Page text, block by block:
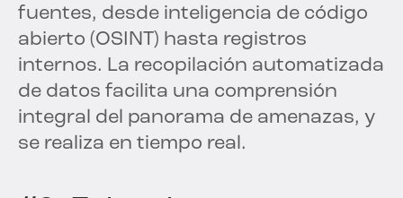
fuentes, desde inteligencia de código
abierto (OSINT) hasta registros
internos. La recopilación automatizada
de datos facilita una comprensión
integral del panorama de amenazas, y
se realiza en tiempo real.